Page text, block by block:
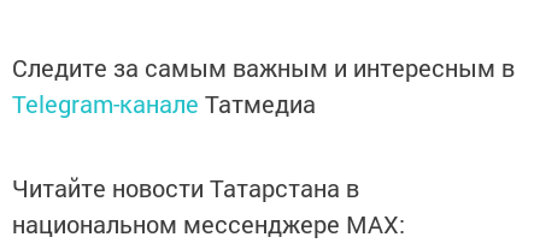
Следите за самым важным и интересным в
Telegram-канале Татмедиа
Читайте новости Татарстана в
национальном мессенджере MАХ: